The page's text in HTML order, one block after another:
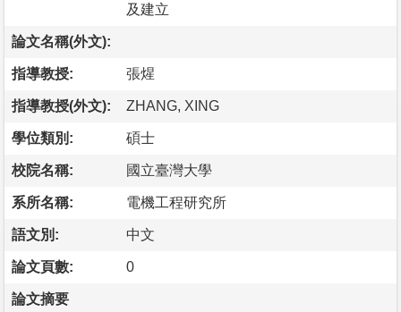
及建立
論文名稱(外文):
指導教授: 張煋
指導教授(外文): ZHANG, XING
學位類別: 碩士
校院名稱: 國立臺灣大學
系所名稱: 電機工程研究所
語文別: 中文
論文頁數: 0
論文摘要